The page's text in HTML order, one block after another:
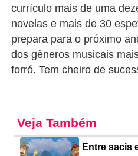
currículo mais de uma
novelas e mais de 30
prepara para o próximo
dos gêneros musicais
forró. Tem cheiro de
Veja Também
Entre sacis